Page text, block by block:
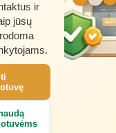
ir
jūsų